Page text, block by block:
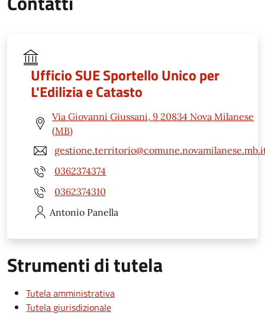
Ufficio SUE Sportello Unico per
L'Edilizia e Catasto
Via Giovanni Giussani, 9 20834 Nova Milanese
(MB)
0362374374
0362374310
Antonio Panella
Strumenti di tutela
Tutela amministrativa
Tutela giurisdizionale